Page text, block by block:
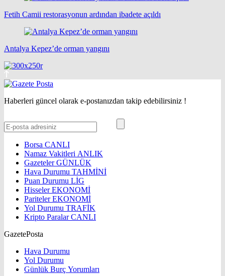
Fetih Camii restorasyonun ardından ibadete açıldı
Antalya Kepez’de orman yangını
Haberleri güncel olarak e-postanızdan takip edebilirsiniz !
Borsa CANLI
Namaz Vakitleri ANLIK
GazetelerGÜNLÜK
Hava Durumu TAHMİNİ
Puan Durumu LİG
HisselerEKONOMİ
ParitelerEKONOMİ
Yol Durumu TRAFİK
Kripto ParalarCANLI
GazetePosta
Hava Durumu
Yol Durumu
Günlük Burç Yorumları